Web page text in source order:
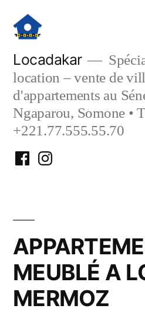
contenu
Locadakar
location – vente de
d'appartements au
Ngaparou, Somone •
+221.77.555.55.70
FacebookInstagram
MEUBLÉ A
MERMOZ